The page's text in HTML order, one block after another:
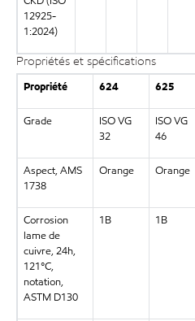
12925-
1:2024)
Propriétés et spécifications
Propriété 624 625
Grade
ISO VG
32
ISO VG
46
Aspect, AMS
1738
Orange Orange
Corrosion
lame de
cuivre, 24h,
121°C,
notation,
ASTM D130
1B 1B